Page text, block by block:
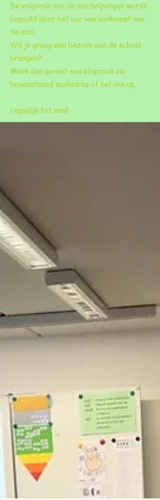
De volgorde van de inschrijvingen wordt
bepaald door het uur van aankomst van
de mail.
Wil je graag een bezoek aan de school
brengen?
Maak dan gerust een afspraak via
bovenstaand mailadres of bel ons op.
Hopelijk tot snel!